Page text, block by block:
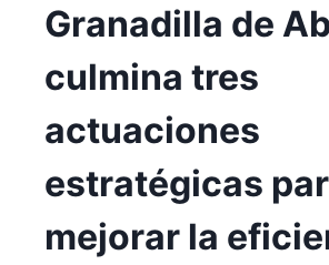
Granadilla de
culmina tres
actuaciones
estratégicas
mejorar la